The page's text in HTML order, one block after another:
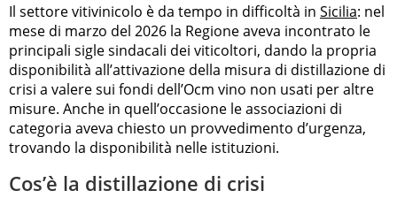
Il settore vitivinicolo è da tempo in difficoltà in Sicilia: nel
mese di marzo del 2026 la Regione aveva incontrato le
principali sigle sindacali dei viticoltori, dando la propria
disponibilità all’attivazione della misura di distillazione di
crisi a valere sui fondi dell’Ocm vino non usati per altre
misure. Anche in quell’occasione le associazioni di
categoria aveva chiesto un provvedimento d’urgenza,
trovando la disponibilità nelle istituzioni.
Cos’è la distillazione di crisi